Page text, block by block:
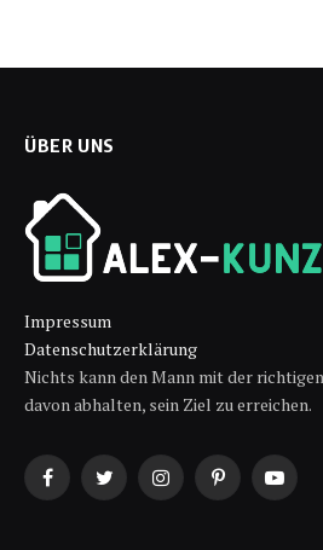
ÜBER UNS
Impressum
Datenschutzerklärung
Nichts kann den Mann mit der
davon abhalten, sein Ziel zu erreichen.
FacebookTwitterInstagramPinterest